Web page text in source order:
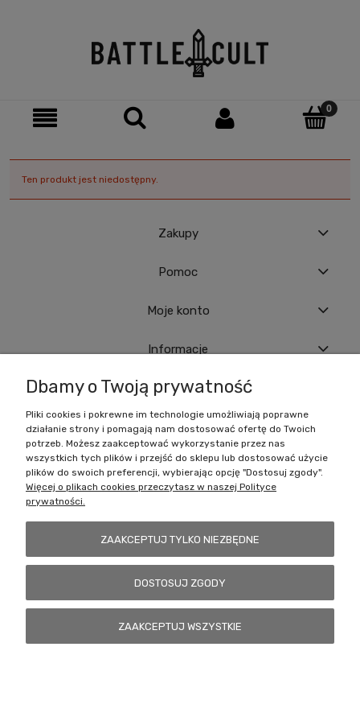
Ten produkt jest niedostępny.
Zakupy
Pomoc
Moje konto
Informacje
Battlecult | ul. Benedykta Dybowskiego 45/7, 41-208 Sosnowiec, woj.
śląskie | Email:kontakt@battlecult.plTel.: 669966242 | NIP:
6443563610 REGON: 520502331
POKAŻ PEŁNĄ WERSJĘ STRONY
Dbamy o Twoją prywatność
Pliki cookies i pokrewne im technologie umożliwiają poprawne
działanie strony i pomagają nam dostosować ofertę do Twoich
potrzeb. Możesz zaakceptować wykorzystanie przez nas
wszystkich tych plików i przejść do sklepu lub dostosować użycie
plików do swoich preferencji, wybierając opcję "Dostosuj zgody".
Więcej o plikach cookies przeczytasz w naszej Polityce
prywatności.
ZAAKCEPTUJ TYLKO NIEZBĘDNE
DOSTOSUJ ZGODY
ZAAKCEPTUJ WSZYSTKIE